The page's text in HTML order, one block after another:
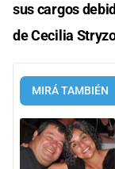
sus cargos
de Cecilia
MIRÁ TAMBIÉN